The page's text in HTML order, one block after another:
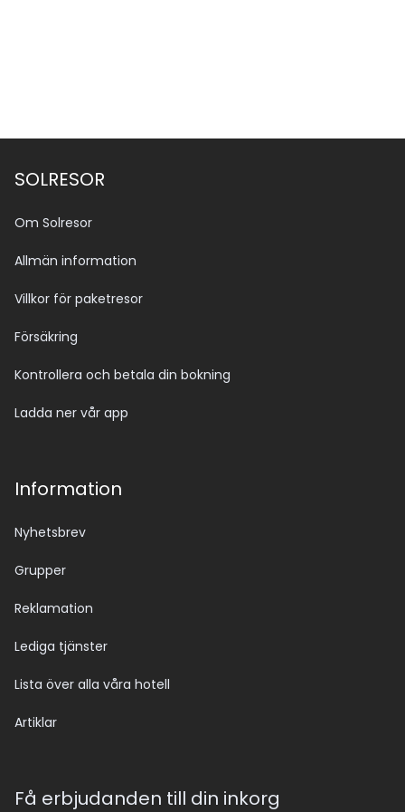
SOLRESOR
Om Solresor
Allmän information
Villkor för paketresor
Försäkring
Kontrollera och betala din bokning
Ladda ner vår app
Information
Nyhetsbrev
Grupper
Reklamation
Lediga tjänster
Lista över alla våra hotell
Artiklar
Få erbjudanden till din inkorg